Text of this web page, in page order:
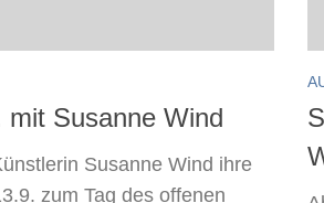
Susanne Wind
Susanne Wind ihre
zum Tag des offenen